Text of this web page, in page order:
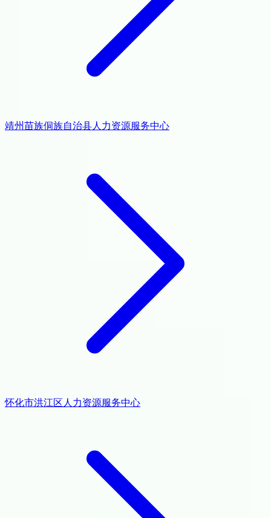
靖州苗族侗族自治县人力资源服务中心
怀化市洪江区人力资源服务中心